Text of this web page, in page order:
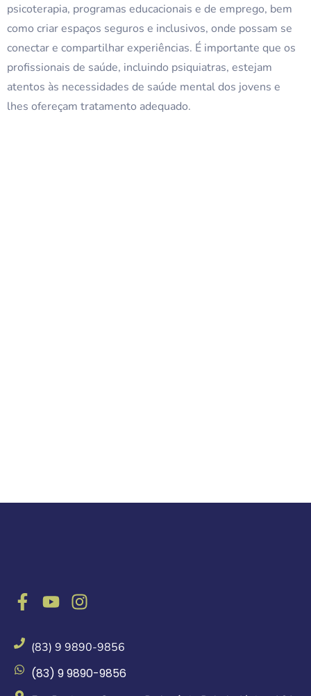
psicoterapia, programas educacionais e de emprego, bem
como criar espaços seguros e inclusivos, onde possam se
conectar e compartilhar experiências. É importante que os
profissionais de saúde, incluindo psiquiatras, estejam
atentos às necessidades de saúde mental dos jovens e
lhes ofereçam tratamento adequado.
(83) 9 9890-9856
(83) 9 9890-9856